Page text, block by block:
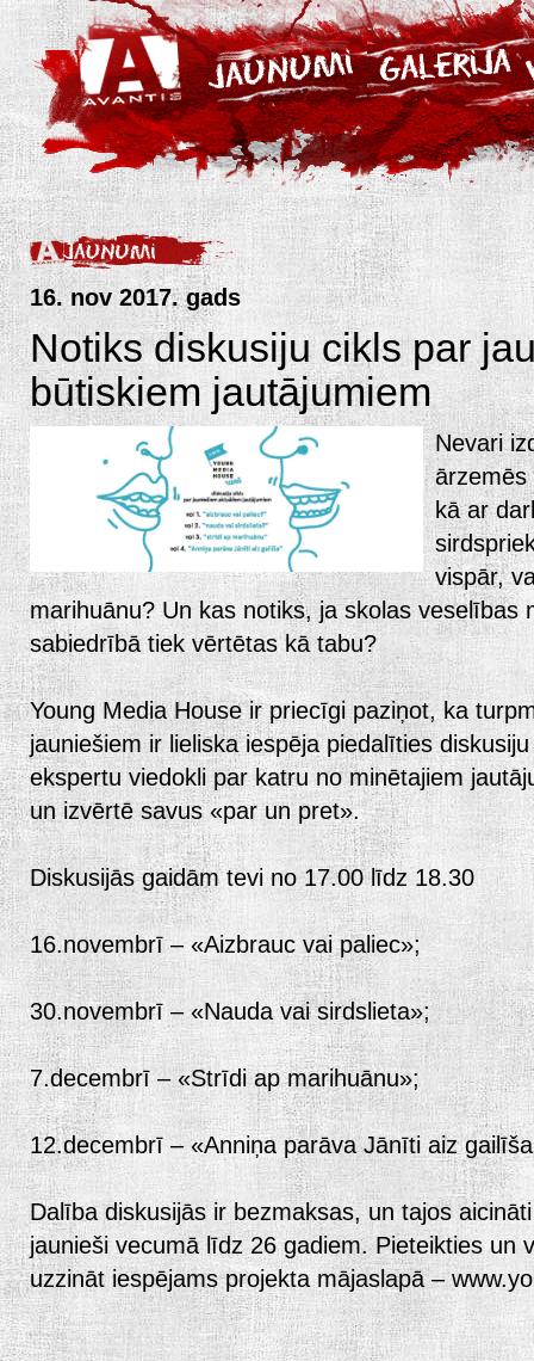
16. nov 2017. gads
Notiks diskusiju cikls par
būtiskiem jautājumiem
Nevari
ārzemēs
kā ar
vispār,
marihuānu? Un kas notiks, ja skolas
sabiedrībā tiek vērtētas kā tabu?
Young Media House ir priecīgi paziņot, ka
jauniešiem ir lieliska iespēja piedalīties
ekspertu viedokli par katru no minētajiem
un izvērtē savus «par un pret».
Diskusijās gaidām tevi no 17.00 līdz 18.30
16.novembrī – «Aizbrauc vai paliec»;
30.novembrī – «Nauda vai sirdslieta»;
7.decembrī – «Strīdi ap marihuānu»;
12.decembrī – «Anniņa parāva Jānīti aiz
Dalība diskusijās ir bezmaksas, un tajos
jaunieši vecumā līdz 26 gadiem. Pieteikties un
uzzināt iespējams projekta mājaslapā –